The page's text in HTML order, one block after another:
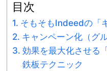
目次
そもそもIndeedの「
キャンペーン化（グ
効果を最大化させる
鉄板テクニック